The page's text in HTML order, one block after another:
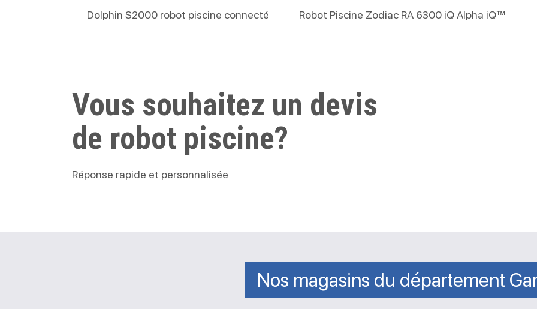
Dolphin S2000 robot piscine connecté Robot Piscine Zodiac RA 6300 iQ Alpha iQ™
Vous souhaitez un devis
de robot piscine?
Réponse rapide et personnalisée
Nos magasins du département